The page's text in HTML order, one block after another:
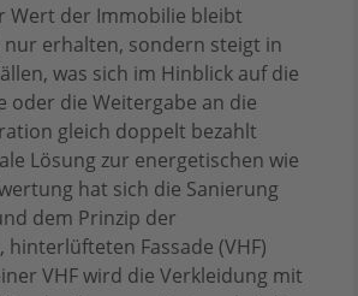
Wert der Immobilie bleibt
erhalten, sondern steigt in
was sich im Hinblick auf die
oder die Weitergabe an die
gleich doppelt bezahlt
Lösung zur energetischen wie
hat sich die Sanierung
dem Prinzip der
Fassade (VHF)
VHF wird die Verkleidung mit